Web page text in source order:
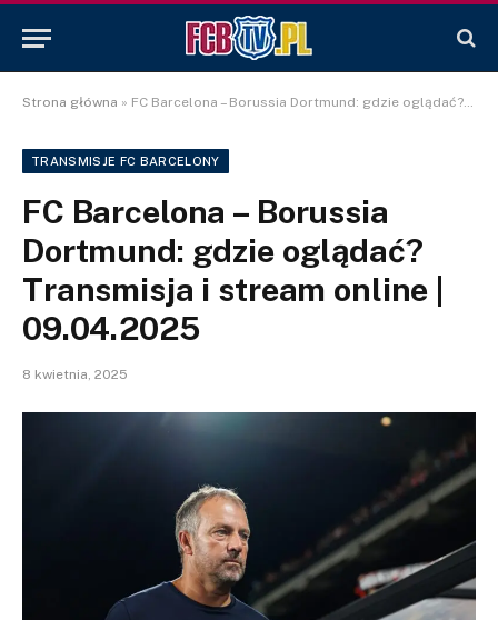
Strona główna » FC Barcelona – Borussia Dortmund: gdzie oglądać? Transmisja i stream online | 09.04.2025
TRANSMISJE FC BARCELONY
FC Barcelona – Borussia
Dortmund: gdzie oglądać?
Transmisja i stream online |
09.04.2025
8 kwietnia, 2025